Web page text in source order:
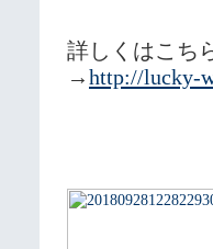
詳しくはこち
→http://lucky-